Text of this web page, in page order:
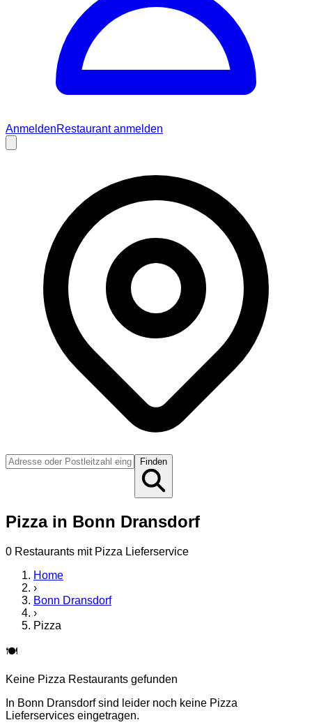
AnmeldenRestaurant anmelden
Finden
Pizzain Bonn Dransdorf
0 Restaurants mit Pizza Lieferservice
Home
›
Bonn Dransdorf
›
Pizza
🍽
Keine Pizza Restaurants gefunden
In Bonn Dransdorfsind leider noch keine Pizza
Lieferservices eingetragen.